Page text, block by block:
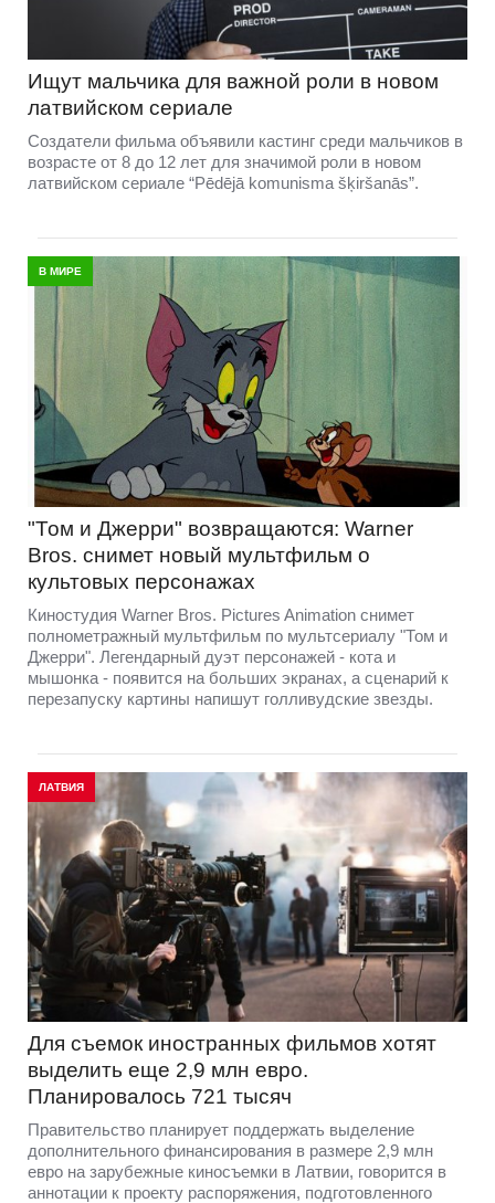
Ищут мальчика для важной роли в новом
латвийском сериале
Создатели фильма объявили кастинг среди мальчиков в
возрасте от 8 до 12 лет для значимой роли в новом
латвийском сериале “Pēdējā komunisma šķiršanās”.
В МИРЕ
"Том и Джерри" возвращаются: Warner
Bros. снимет новый мультфильм о
культовых персонажах
Киностудия Warner Bros. Pictures Animation снимет
полнометражный мультфильм по мультсериалу "Том и
Джерри". Легендарный дуэт персонажей - кота и
мышонка - появится на больших экранах, а сценарий к
перезапуску картины напишут голливудские звезды.
ЛАТВИЯ
Для съемок иностранных фильмов хотят
выделить еще 2,9 млн евро.
Планировалось 721 тысяч
Правительство планирует поддержать выделение
дополнительного финансирования в размере 2,9 млн
евро на зарубежные киносъемки в Латвии, говорится в
аннотации к проекту распоряжения, подготовленного